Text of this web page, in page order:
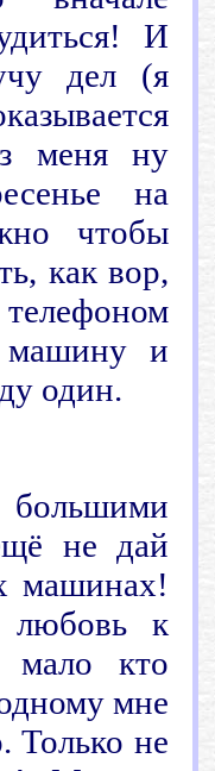
И
дел (я
меня ну
на
чтобы
как вор,
и
один.
не дай
машинах!
к
мало кто
мне
Только не